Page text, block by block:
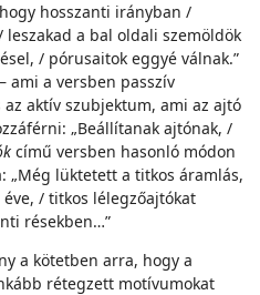
hosszanti irányban /
a bal oldali szemöldök
/ pórusaitok eggyé válnak.”
– ami a versben passzív
aktív szubjektum, ami az ajtó
„Beállítanak ajtónak, /
című versben hasonló módon
„Még lüktetett a titkos áramlás,
/ titkos lélegzőajtókat
résekben…”
a kötetben arra, hogy a
rétegzett motívumokat